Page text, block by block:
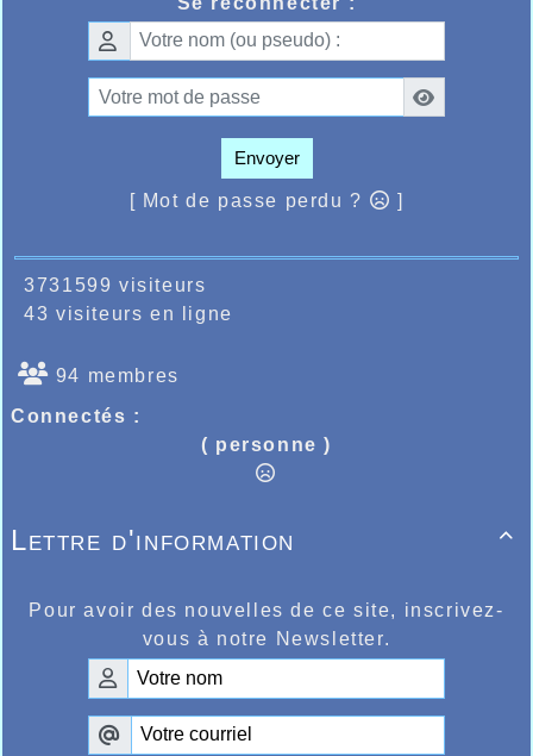
scratch, alors que sur la même distance
Arnaud Lamarcq terminait 11, Gregory
Fremaux 16ème, Ludovic Puype 19
ème
master 1 femme, Timothé Vanoverberghe
et 3 èmeminime. Sur 10kms, Arnaud
Lamarcq récidivait terminant 20
master 1 en 38.24, Bruno Allard terminait en
master 1.
Envoyer
[ Mot de passe perdu ? ]
3731599 visiteurs
43 visiteurs en ligne
94 membres
Connectés :
( personne )

Lettre d'information
Pour avoir des nouvelles de ce site, inscrivez-
vous à notre Newsletter.